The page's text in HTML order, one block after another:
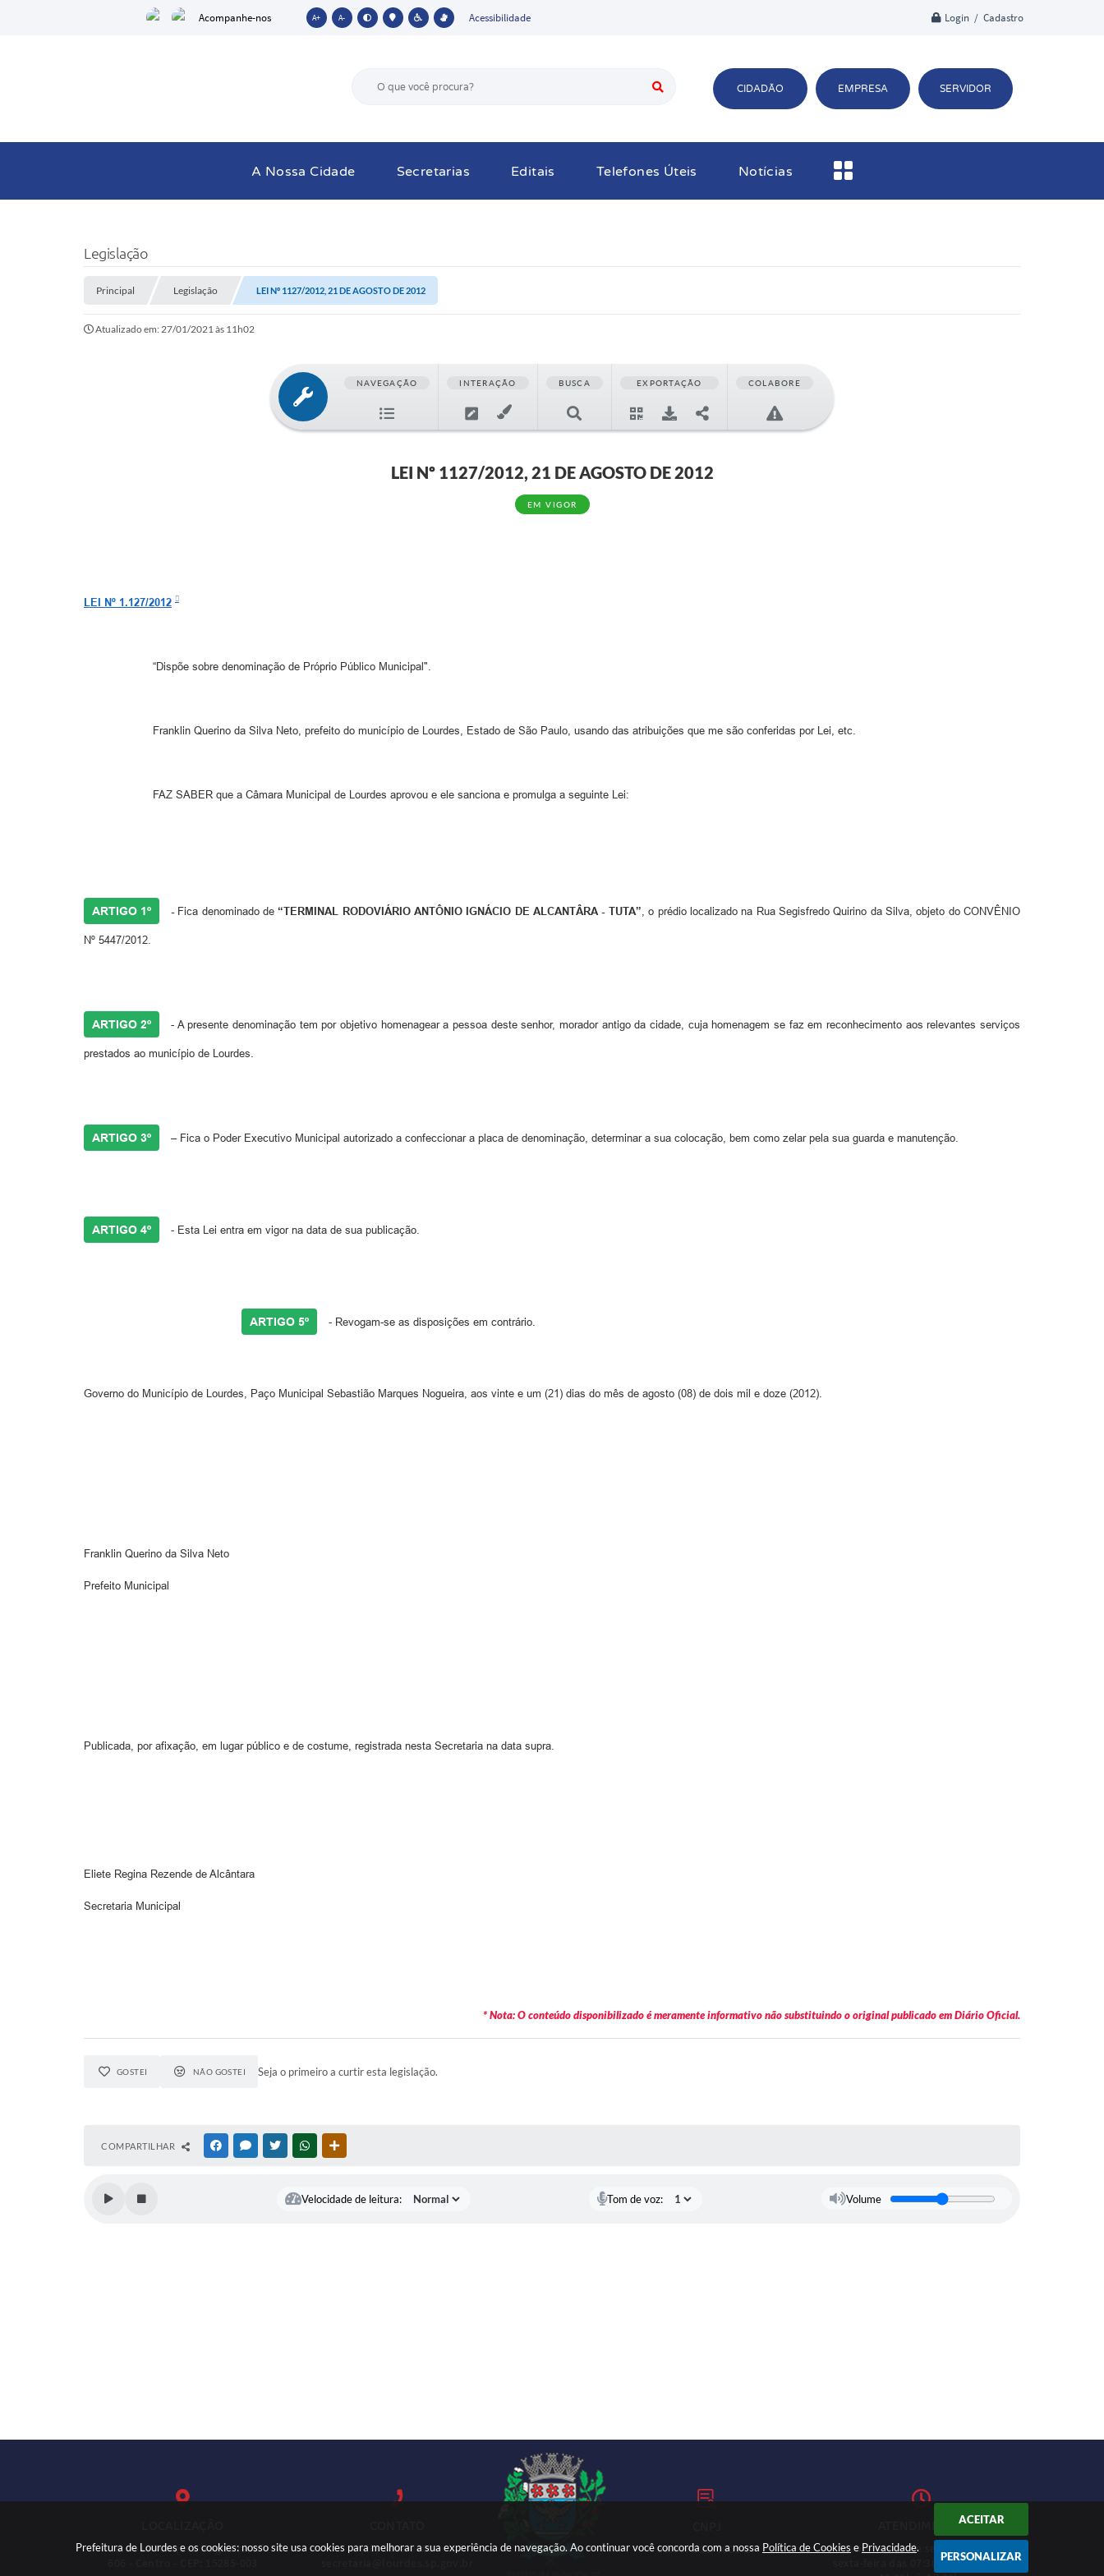
Prefeitura de Lourdes e os cookies: nosso site usa cookies para melhorar a sua experiência de navegação. Ao continuar você concorda com a nossa Política de Cookies e Privacidade.
ACEITAR
PERSONALIZAR
Login / Cadastro
Acompanhe-nos A+ A- Acessibilidade
CIDADÃO EMPRESA SERVIDOR
A Nossa Cidade Secretarias Editais Telefones Úteis Notícias
Legislação
Principal Legislação LEI Nº 1127/2012, 21 DE AGOSTO DE 2012
Atualizado em: 27/01/2021 às 11h02
NAVEGAÇÃO INTERAÇÃO BUSCA EXPORTAÇÃO COLABORE
LEI Nº 1127/2012, 21 DE AGOSTO DE 2012
EM VIGOR
LEI Nº 1.127/2012
“Dispõe sobre denominação de Próprio Público Municipal".
Franklin Querino da Silva Neto, prefeito do município de Lourdes, Estado de São Paulo, usando das atribuições que me são conferidas por Lei, etc.
FAZ SABER que a Câmara Municipal de Lourdes aprovou e ele sanciona e promulga a seguinte Lei:
ARTIGO 1º - Fica denominado de“TERMINAL RODOVIÁRIO ANTÔNIO IGNÁCIO DE ALCANTÂRA - TUTA” , o prédio localizado na Rua Segisfredo Quirino da Silva, objeto do CONVÊNIO
Nº 5447/2012.
ARTIGO 2º - A presente denominação tem por objetivo homenagear a pessoa deste senhor, morador antigo da cidade, cuja homenagem se faz em reconhecimento aos relevantes serviços
prestados ao município de Lourdes.
ARTIGO 3º – Fica o Poder Executivo Municipal autorizado a confeccionar a placa de denominação, determinar a sua colocação, bem como zelar pela sua guarda e manutenção.
ARTIGO 4º - Esta Lei entra em vigor na data de sua publicação.
ARTIGO 5º - Revogam-se as disposições em contrário.
Governo do Município de Lourdes, Paço Municipal Sebastião Marques Nogueira, aos vinte e um (21) dias do mês de agosto (08) de dois mil e doze (2012).
Franklin Querino da Silva Neto
Prefeito Municipal
Publicada, por afixação, em lugar público e de costume, registrada nesta Secretaria na data supra.
Eliete Regina Rezende de Alcântara
Secretaria Municipal
* Nota: O conteúdo disponibilizado é meramente informativo não substituindo o original publicado em Diário Oficial.
GOSTEI NÃO GOSTEI Seja o primeiro a curtir esta legislação.
COMPARTILHAR FACEBOOKMESSENGER
TWITTERWHATSAPP
Velocidade de leitura: Tom de voz: Volume
Rua: José Marques Nogueira, nº
(18) 3699-9000
59.767.921/0001-27
ATENDIMENTO
Atendimento de segunda-feira a
sexta-feira das 07:30h às 11h e das